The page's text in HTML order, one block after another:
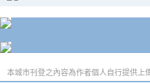
本城市刊登之內容為作者個人自行提供上